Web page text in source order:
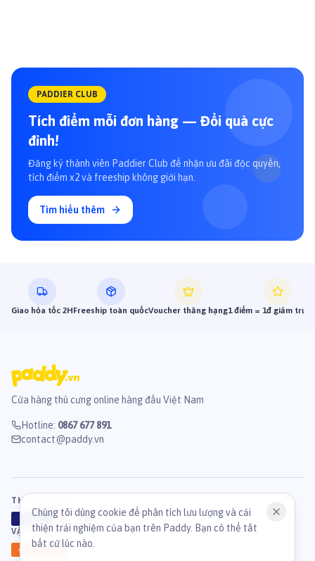
PADDIER CLUB
Tích điểm mỗi đơn hàng — Đổi quà cực
đỉnh!
Đăng ký thành viên Paddier Club để nhận ưu đãi độc quyền,
tích điểm x2 và freeship không giới hạn.
Tìm hiểu thêm
Giao hỏa tốc 2HFreeship toàn quốcVoucher thăng hạng1 điểm = 1đ giảm trực
Cửa hàng thú cưng online hàng đầu Việt Nam
Hotline: 0867 677 891
contact@paddy.vn
THANH TOÁN
B
VẬN CHUYỂN
Ahamove
Chúng tôi dùng cookie để phân tích lưu lượng và cải
thiện trải nghiệm của bạn trên Paddy. Bạn có thể tắt
bất cứ lúc nào.